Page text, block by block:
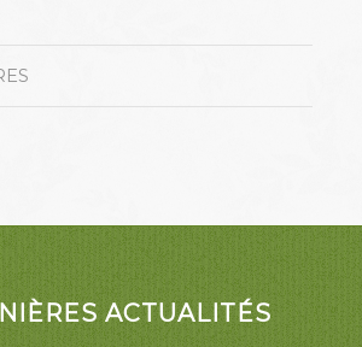
ACTUALITÉS